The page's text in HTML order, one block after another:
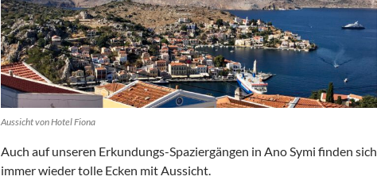
Aussicht von Hotel Fiona
Auch auf unseren Erkundungs-Spaziergängen in Ano Symi finden sich
immer wieder tolle Ecken mit Aussicht.